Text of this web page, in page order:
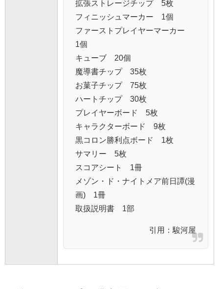
拡張ストレージチップ 5枚
フィニッシュマーカー 1個
ファーストプレイヤーマーカー
1個
キューブ 20個
魔導書チップ 35枚
お菓子チップ 75枚
ハートチップ 30枚
プレイヤーボード 5枚
キャラクターボード 9枚
黒コロン勝利点ボード 1枚
サマリー 5枚
スコアシート 1冊
メゾン・ド・ナイトメア前日譚(漫
画) 1冊
取扱説明書 1部
引用： 駿河屋